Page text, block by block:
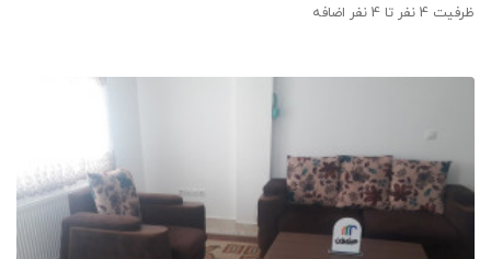
ظرفیت 4 نفر تا 4 نفر اضافه